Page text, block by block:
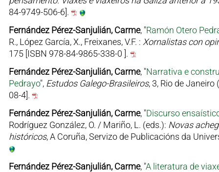
84-9749-506-6].
Fernández Pérez-Sanjulián, Carme, "Ramón Otero
R., López García, X., Freixanes, V.F. : Xornalistas con
175 [ISBN 978-84-9865-338-0 ].
Fernández Pérez-Sanjulián, Carme, "Narrativa e
Pedrayo", Estudos Galego-Brasileiros, 3, Rio de Janeiro
08-4].
Fernández Pérez-Sanjulián, Carme, "Discurso
Rodríguez González, O. / Mariño, L. (eds.): Novas
históricos, A Coruña, Servizo de Publicacións da
Fernández Pérez-Sanjulián, Carme, "A literatura de